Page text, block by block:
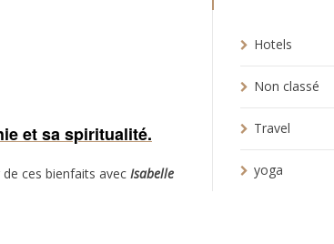
et sa spiritualité.
ces bienfaits avec Isabelle
Hotels
Non classé
Travel
yoga